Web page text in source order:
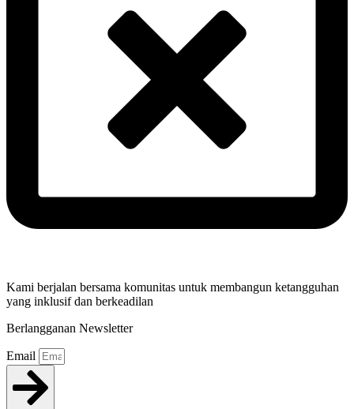
Kami berjalan bersama komunitas untuk membangun ketangguhan
yang inklusif dan berkeadilan
Berlangganan Newsletter
Email